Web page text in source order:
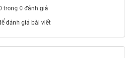
trong 0 đánh giá
đánh giá bài viết